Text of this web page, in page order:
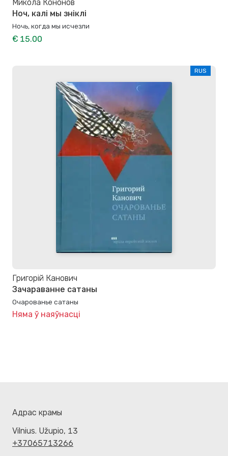
Микола Кононов
Ноч, калі мы зніклі
Ночь, когда мы исчезли
€ 15.00
RUS
Григорій Канович
Зачараванне сатаны
Очарованье сатаны
Няма ў наяўнасці
Адрас крамы
Vilnius. Užupio, 13
+37065713266